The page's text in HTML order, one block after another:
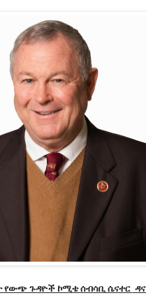
የውጭ ጉዳዮች ኮሚቴ ሰብሳቢ ሴናተር